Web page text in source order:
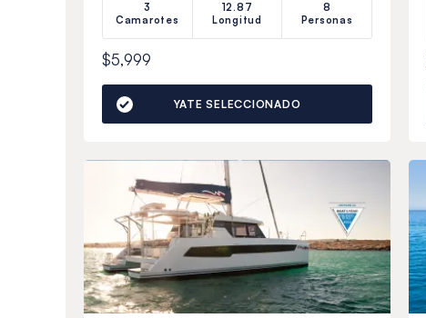
3
Camarotes
12.87
Longitud
8
Personas
$5,999
YATE SELECCIONADO